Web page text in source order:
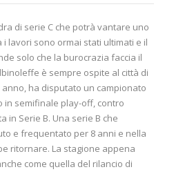
di serie C che potrà vantare uno
lavori sono ormai stati ultimati e il
solo che la burocrazia faccia il
è sempre ospite al città di
ha disputato un campionato
semifinale play-off, contro
in Serie B. Una serie B che
e frequentato per 8 anni e nella
ritornare. La stagione appena
come quella del rilancio di